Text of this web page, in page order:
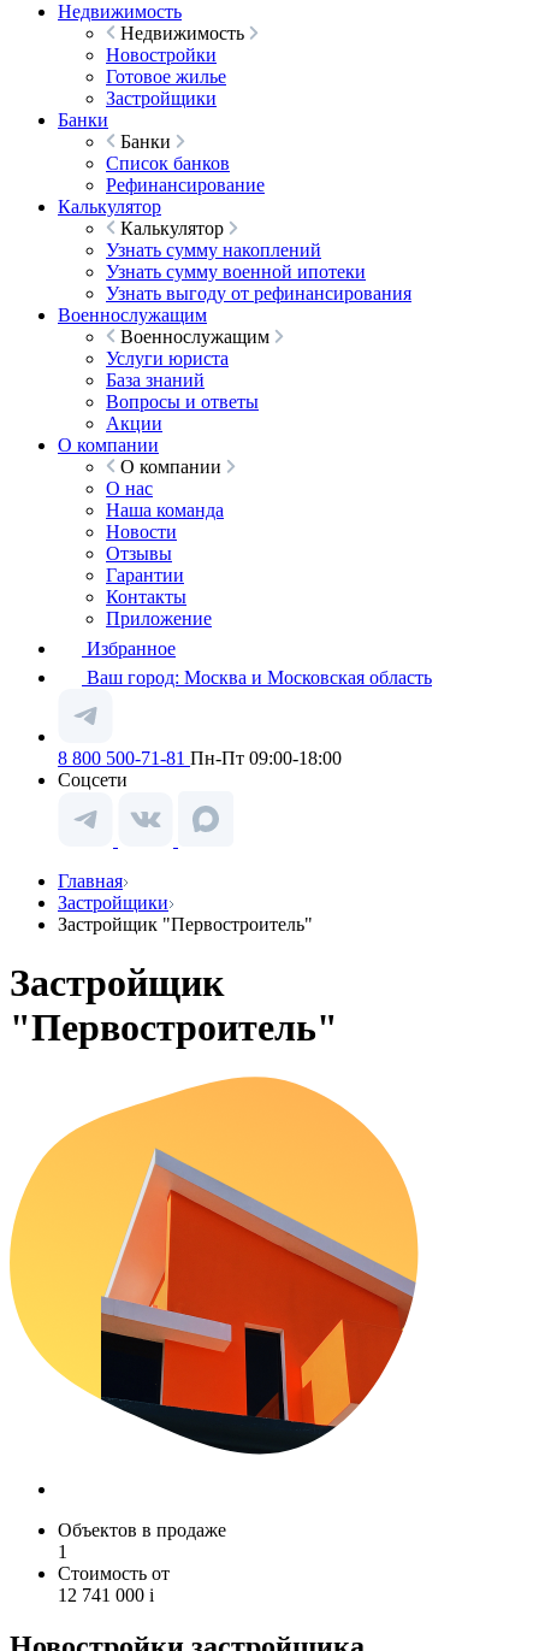
Недвижимость
Недвижимость
Новостройки
Готовое жилье
Застройщики
Банки
Банки
Список банков
Рефинансирование
Калькулятор
Калькулятор
Узнать сумму накоплений
Узнать сумму военной ипотеки
Узнать выгоду от рефинансирования
Военнослужащим
Военнослужащим
Услуги юриста
База знаний
Вопросы и ответы
Акции
О компании
О компании
О нас
Наша команда
Новости
Отзывы
Гарантии
Контакты
Приложение
Избранное
Ваш город: Москва и Московская область
8 800 500-71-81 Пн-Пт 09:00-18:00
Соцсети
Главная
Застройщики
Застройщик "Первостроитель"
Застройщик
"Первостроитель"
Объектов в продаже
1
Стоимость от
12 741 000 i